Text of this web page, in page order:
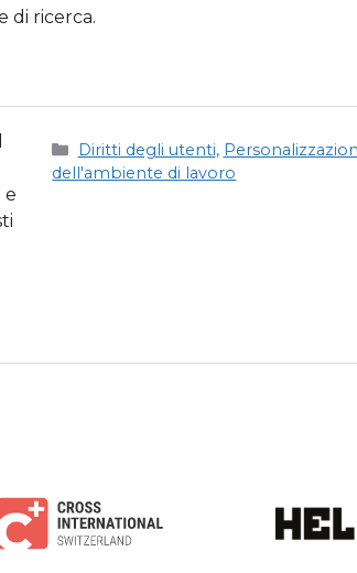
di ricerca.
e
Categorie
Diritti degli utenti,
dell'ambiente di lavoro